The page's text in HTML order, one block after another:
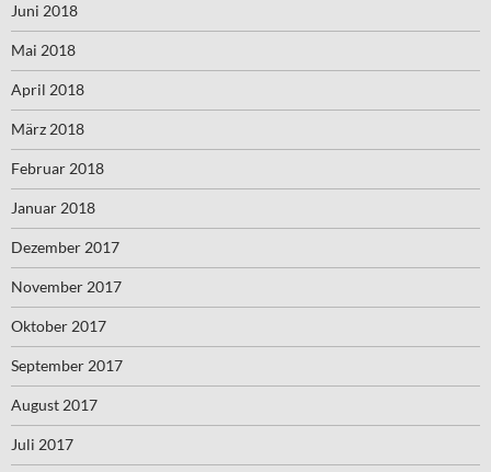
Juni 2018
Mai 2018
April 2018
März 2018
Februar 2018
Januar 2018
Dezember 2017
November 2017
Oktober 2017
September 2017
August 2017
Juli 2017